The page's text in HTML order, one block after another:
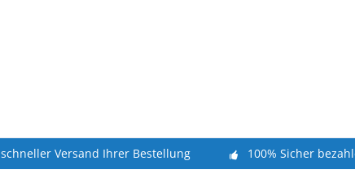
schneller Versand Ihrer Bestellung 100% Sicher